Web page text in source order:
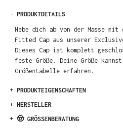
- PRODUKTDETAILS
Hebe dich ab von der Masse mit
Fitted Cap aus unserer
Dieses Cap ist komplett
feste Größe. Deine Größe
Größentabelle erfahren.
+ PRODUKTEIGENSCHAFTEN
+ HERSTELLER
+ 🤠 GRÖSSENBERATUNG